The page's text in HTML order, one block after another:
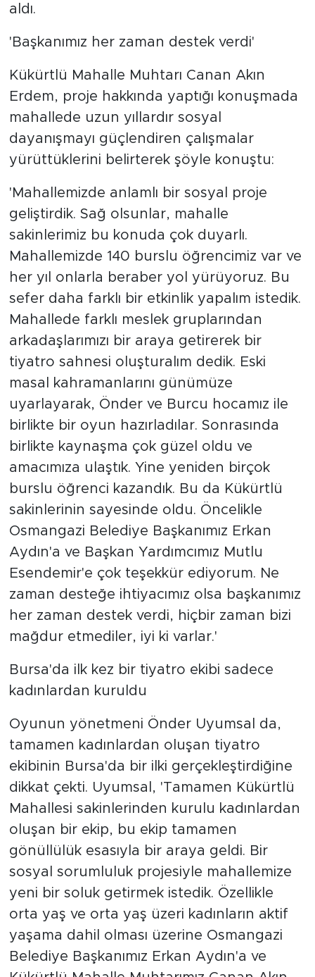
aldı.
'Başkanımız her zaman destek verdi'
Kükürtlü Mahalle Muhtarı Canan Akın
Erdem, proje hakkında yaptığı konuşmada
mahallede uzun yıllardır sosyal
dayanışmayı güçlendiren çalışmalar
yürüttüklerini belirterek şöyle konuştu:
'Mahallemizde anlamlı bir sosyal proje
geliştirdik. Sağ olsunlar, mahalle
sakinlerimiz bu konuda çok duyarlı.
Mahallemizde 140 burslu öğrencimiz var ve
her yıl onlarla beraber yol yürüyoruz. Bu
sefer daha farklı bir etkinlik yapalım istedik.
Mahallede farklı meslek gruplarından
arkadaşlarımızı bir araya getirerek bir
tiyatro sahnesi oluşturalım dedik. Eski
masal kahramanlarını günümüze
uyarlayarak, Önder ve Burcu hocamız ile
birlikte bir oyun hazırladılar. Sonrasında
birlikte kaynaşma çok güzel oldu ve
amacımıza ulaştık. Yine yeniden birçok
burslu öğrenci kazandık. Bu da Kükürtlü
sakinlerinin sayesinde oldu. Öncelikle
Osmangazi Belediye Başkanımız Erkan
Aydın'a ve Başkan Yardımcımız Mutlu
Esendemir'e çok teşekkür ediyorum. Ne
zaman desteğe ihtiyacımız olsa başkanımız
her zaman destek verdi, hiçbir zaman bizi
mağdur etmediler, iyi ki varlar.'
Bursa'da ilk kez bir tiyatro ekibi sadece
kadınlardan kuruldu
Oyunun yönetmeni Önder Uyumsal da,
tamamen kadınlardan oluşan tiyatro
ekibinin Bursa'da bir ilki gerçekleştirdiğine
dikkat çekti. Uyumsal, 'Tamamen Kükürtlü
Mahallesi sakinlerinden kurulu kadınlardan
oluşan bir ekip, bu ekip tamamen
gönüllülük esasıyla bir araya geldi. Bir
sosyal sorumluluk projesiyle mahallemize
yeni bir soluk getirmek istedik. Özellikle
orta yaş ve orta yaş üzeri kadınların aktif
yaşama dahil olması üzerine Osmangazi
Belediye Başkanımız Erkan Aydın'a ve